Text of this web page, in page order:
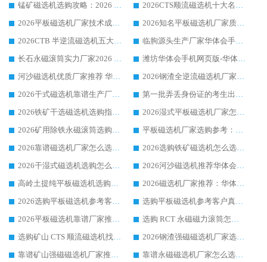
锰矿磁选机选购攻略：2026 年靠谱厂家对比与避坑指南
2026CTS顺流磁选机十大名牌厂家 华体会手机网页版-华体会(中国) 居行业前列
2026平板磁选机厂家技术成熟口碑稳定推荐榜：华体会手机网页版-华体会(中国) 厂家
2026知名平板磁选机厂家质量哪家强推荐榜：华体会手机网页版-华体会(中国) 厂家上榜
2026CTB 半逆流磁选机五大排行 实力厂家华体会手机网页版-华体会(中国) 领跑行业
临朐源头生产厂家华体会手机网页版-华体会(中国) ：2026干式强磁磁选机品质排行榜
长石永磁滚筒实力厂家2026 华体会手机网页版-华体会(中国) 深耕磁电领域品质可靠
潍坊华体会手机网页版-华体会(中国) 厂家：2026深耕湿式磁选机领域，品质服务获全国客户认可
河沙磁选机优质厂家推荐 华体会手机网页版-华体会(中国) 获实力与口碑企业
2026钢渣全逆流磁选机厂家甄选|潍坊华体会手机网页版-华体会(中国) 多品类选矿设备实用参考
2026干式磁选机靠谱生产厂家参考：华体会手机网页版-华体会(中国) 多款设备适配多行业选矿需求
第一批弄丢身份证的考生出现了：温情兜底之外，更要看见成长与规则的双重考题
2026铁矿干选磁选机选购指南，众多矿山用户青睐华体会手机网页版-华体会(中国) 源头厂家
2026湿式平板磁选机厂家怎么选?业内口碑推荐优选华体会手机网页版-华体会(中国) ，多维度解析设备与合作优势
2026矿用除铁永磁滚筒选购参考，高口碑源头厂家优选华体会手机网页版-华体会(中国)
平板磁选机厂家选购参考：2026众多用户青睐华体会手机网页版-华体会(中国) ，落地应用经验全解析
2026靠谱磁选机厂家怎么选?综合实测，众多客户青睐华体会手机网页版-华体会(中国) 设备
2026选购铁矿磁选机怎么选?综合口碑出众的华体会手机网页版-华体会(中国) 值得矿山用户参考
2026干湿式磁选机选购怎么选?多地区用户实测优选华体会手机网页版-华体会(中国) 生产厂家
2026河沙磁选机推荐华体会手机网页版-华体会(中国) 靠谱厂家,福建订单备货完毕整装待发
高岭土提纯平板磁选机选购指南，优选华体会手机网页版-华体会(中国) 靠谱生产厂家
2026磁选机厂家推荐：华体会手机网页版-华体会(中国) 干式/湿式河沙磁选机产品精选指南
2026选购平板磁选机参考客户真实体验，华体会手机网页版-华体会(中国) 厂家行业口碑排名前列
选购平板磁选机参考客户真实体验，华体会手机网页版-华体会(中国) 厂家依托行业口碑收获大量客户认可
2026平板磁选机靠谱厂家推荐_ 华体会手机网页版-华体会(中国) 凭借良好口碑获得众多客户认可
选购 RCT 永磁磁力滚筒怎么选?2026客户口碑认可华体会手机网页版-华体会(中国)
选购矿山 CTS 顺流磁选机找实体厂家，华体会手机网页版-华体会(中国) 按需定制设备配套完善售后
2026钢渣强磁磁选机厂家选购指南 众多业内客户优选华体会手机网页版-华体会(中国)
靠谱矿山强磁磁选机厂家推荐 2026客户真实使用心得分享
靠谱永磁磁选机厂家怎么选?福建客户真实体验分享华体会手机网页版-华体会(中国) 品牌